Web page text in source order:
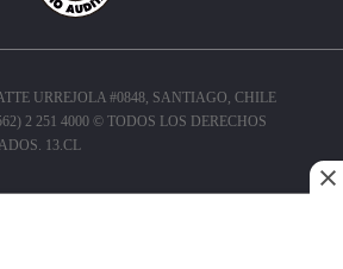
URREJOLA #0848, SANTIAGO, CHILE
2 251 4000 © TODOS LOS DERECHOS
13.CL